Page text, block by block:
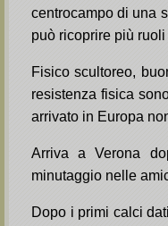
centrocampo di una
può ricoprire più
Fisico scultoreo,
resistenza fisica
arrivato in Europa
Arriva a Verona
minutaggio nelle
Dopo i primi calci